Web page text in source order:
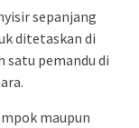
sepanjang
ditetaskan di
satu pemandu di
maupun